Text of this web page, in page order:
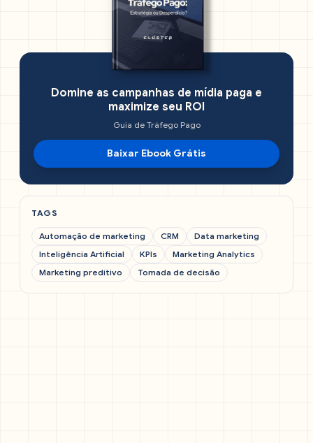
Domine as campanhas de mídia paga e
maximize seu ROI
Guia de Tráfego Pago
Baixar Ebook Grátis
TAGS
Automação de marketing CRM
Data marketing
Inteligência Artificial
KPIs
Marketing Analytics
Marketing preditivo
Tomada de decisão